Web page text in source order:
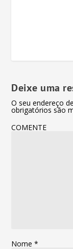
Deixe uma
O seu endereço
obrigatórios são
COMENTE
Nome*